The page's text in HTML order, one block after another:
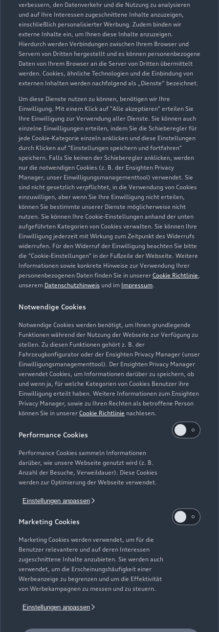
verbessern, den Datenverkehr und die Nutzung zu analysieren
und auf Ihre Interessen zugeschnittene Inhalte anzuzeigen,
einschließlich personalisierter Werbung. Zudem binden wir
externe Inhalte ein, um Ihnen diese Inhalte anzuzeigen.
Hierdurch werden Verbindungen zwischen Ihrem Browser und
Servern von Dritten hergestellt und es können personenbezogene
Daten von Ihrem Browser an die Server von Dritten übermittelt
werden. Cookies, ähnliche Technologien und die Einbindung von
externen Inhalten werden nachfolgend als „Dienste“ bezeichnet.
Um diese Dienste nutzen zu können, benötigen wir Ihre
Einwilligung. Mit einem Klick auf "Alle akzeptieren" erteilen Sie
Ihre Einwilligung zur Verwendung aller Dienste. Sie können auch
einzelne Einwilligungen erteilen, indem Sie die Schieberegler für
jede Cookie-Kategorie einzeln anklicken und diese Einstellungen
durch Klicken auf "Einstellungen speichern und fortfahren"
speichern. Falls Sie keinen der Schieberegler anklicken, werden
nur die notwendigen Cookies (z. B. der Ensighten Privacy
Manager, unser Einwilligungsmanagementtool) verwendet. Sie
sind nicht gesetzlich verpflichtet, in die Verwendung von Cookies
einzuwilligen, aber wenn Sie Ihre Einwilligung nicht erteilen,
können Sie bestimmte unserer Dienste möglicherweise nicht
nutzen. Sie können Ihre Cookie-Einstellungen anhand der unten
aufgeführten Kategorien von Cookies verwalten. Sie können Ihre
Einwilligung jederzeit mit Wirkung zum Zeitpunkt des Widerrufs
widerrufen. Für den Widerruf der Einwilligung beachten Sie bitte
die "Cookie-Einstellungen" in der Fußzeile der Webseite. Weitere
Informationen sowie konkrete Hinweise zur Verwendung Ihrer
personenbezogenen Daten finden Sie in unserer Cookie Richtlinie,
unserem Datenschutzhinweis und im Impressum.
Notwendige Cookies
Notwendige Cookies werden benötigt, um Ihnen grundlegende
Funktionen während der Nutzung der Webseite zur Verfügung zu
stellen. Zu diesen Funktionen gehört z. B. der
Fahrzeugkonfigurator oder der Ensighten Privacy Manager (unser
Einwilligungsmanagementtool). Der Ensighten Privacy Manager
verwendet Cookies, um Informationen darüber zu speichern, ob
und wenn ja, für welche Kategorien von Cookies Benutzer ihre
Einwilligung erteilt haben. Weitere Informationen zum Ensighten
Privacy Manager, sowie zu Ihren Rechten als betroffene Person
können Sie in unserer Cookie Richtlinie nachlesen.
Performance Cookies
Performance Cookies sammeln Informationen
darüber, wie unsere Webseite genutzt wird (z. B.
Anzahl der Besuche, Verweildauer). Diese Cookies
werden zur Optimierung der Webseite verwendet.
Einstellungen anpassen
Marketing Cookies
Marketing Cookies werden verwendet, um für die
Benutzer relevantere und auf deren Interessen
zugeschnittene Inhalte anzubieten. Sie werden auch
verwendet, um die Erscheinungshäufigkeit einer
Werbeanzeige zu begrenzen und um die Effektivität
von Werbekampagnen zu messen und zu steuern.
Einstellungen anpassen
Zu den Rädern
Zurück nach oben
Modelle
Alle Modelle
Modelle vergleichen
Elektromodelle
Plug-in-Hybride
Kaufen & leasen
Gebrauchtwagensuche
Gebrauchtwagen
Finanzierung
Aktionen & Angebote
Geschäftskunden
Service & Zubehör
Audi Services
Garantie
Audi digital services
myAudi
Kundenservice
Audi Online Beratung
Online-Terminvereinbarung
Servicekontakt
Bordbuch & Bedienungsanleitungen
Über Audi
Unternehmen
Karriere
Investor Relations
Presse & Media Center
Datenschutz
© 2026 AUDI AG. Alle Rechte vorbehalten
Impressum Rechtliches
Hinweisgebersystem
Datenschutzinformation
Digital Services Act
EU Data Act